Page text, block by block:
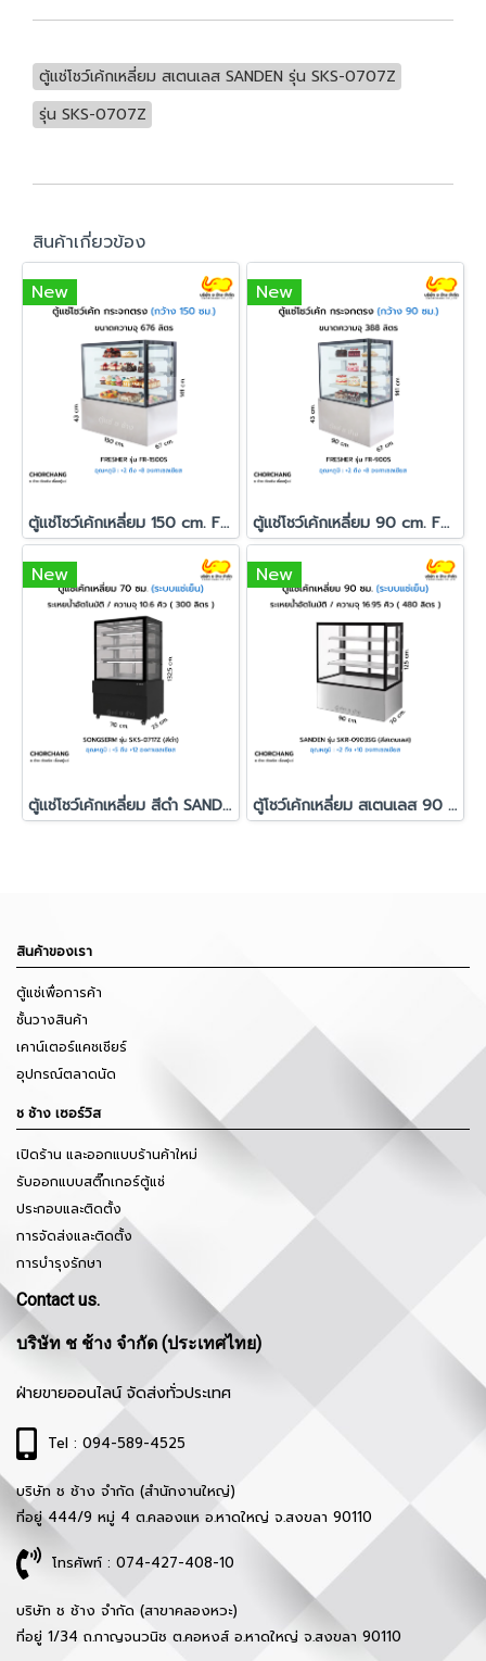
ตู้แช่โชว์เค้กเหลี่ยม สเตนเลส SANDEN รุ่น SKS-0707Z
รุ่น SKS-0707Z
สินค้าเกี่ยวข้อง
New
ตู้แช่โชว์เค้กเหลี่ยม 150 cm. FRESHER รุ่น FR-1500S
New
ตู้แช่โชว์เค้กเหลี่ยม 90 cm. FRESHER รุ่น FR-900S
New
ตู้แช่โชว์เค้กเหลี่ยม สีดำ SANDEN รุ่น SKS-0717Z
New
ตู้โชว์เค้กเหลี่ยม สเตนเลส 90 ซม. SANDEN รุ่น SKR-0903SG
สินค้าของเรา
ตู้แช่เพื่อการค้า
ชั้นวางสินค้า
เคาน์เตอร์แคชเชียร์
อุปกรณ์ตลาดนัด
ช ช้าง เซอร์วิส
เปิดร้าน และออกแบบร้านค้าใหม่
รับออกแบบสติ๊กเกอร์ตู้แช่
ประกอบและติดตั้ง
การจัดส่งและติดตั้ง
การบำรุงรักษา
Contact us.
บริษัท ช ช้าง จำกัด (ประเทศไทย)
ฝ่ายขายออนไลน์ จัดส่งทั่วประเทศ
Tel : 094-589-4525
บริษัท ช ช้าง จำกัด (สำนักงานใหญ่)
ที่อยู่ 444/9 หมู่ 4 ต.คลองแห อ.หาดใหญ่ จ.สงขลา 90110
โทรศัพท์ : 074-427-408-10
บริษัท ช ช้าง จำกัด (สาขาคลองหวะ)
ที่อยู่ 1/34 ถ.กาญจนวนิช ต.คอหงส์ อ.หาดใหญ่ จ.สงขลา 90110